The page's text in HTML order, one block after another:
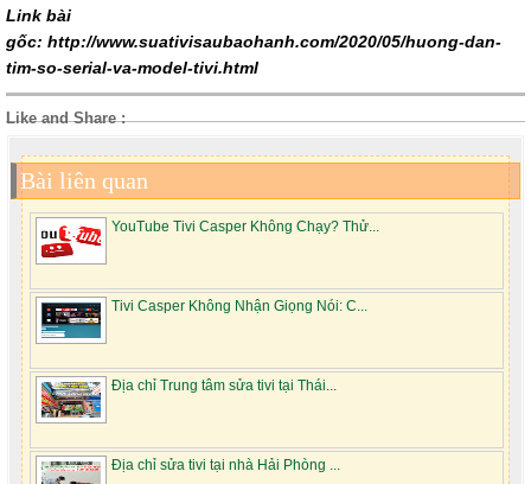
Link bài
gốc: http://www.suativisaubaohanh.com/2020/05/huong-dan-
tim-so-serial-va-model-tivi.html
Like and Share :
Bài liên quan
YouTube Tivi Casper Không Chạy? Thử...
Tivi Casper Không Nhận Giọng Nói: C...
Địa chỉ Trung tâm sửa tivi tại Thái...
Địa chỉ sửa tivi tại nhà Hải Phòng ...